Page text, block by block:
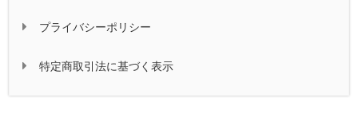
プライバシーポリシー
特定商取引法に基づく表示